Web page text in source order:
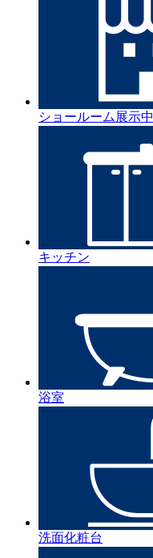
ショールーム展示中
キッチン
浴室
洗面化粧台